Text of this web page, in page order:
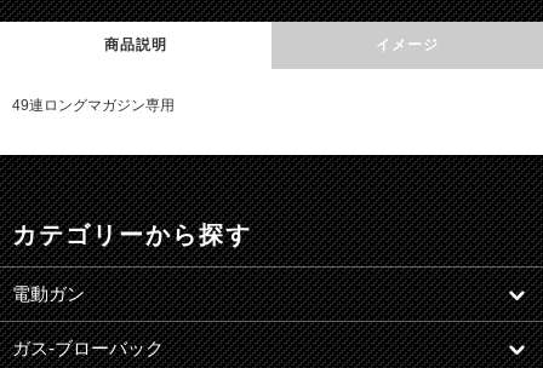
商品説明 イメージ
49連ロングマガジン専用
カテゴリーから探す
電動ガン
ガス-ブローバック